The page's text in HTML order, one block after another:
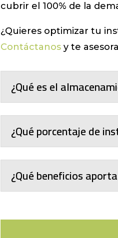
cubrir el 100% de la
¿Quieres optimizar tu
Contáctanos y te
¿Qué es el
¿Qué porcentaje de
¿Qué beneficios